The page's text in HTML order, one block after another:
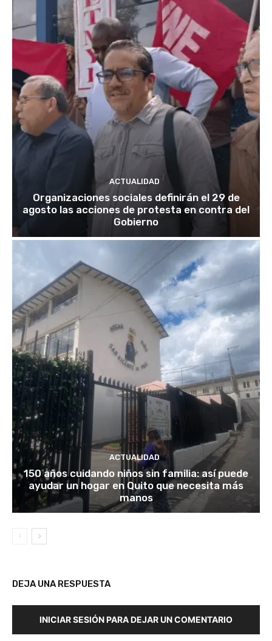
ACTUALIDAD
Organizaciones sociales definirán el 29 de
agosto las acciones de protesta en contra del
Gobierno
ACTUALIDAD
150 años cuidando niños sin familia: así puede
ayudar un hogar en Quito que necesita más
manos
DEJA UNA RESPUESTA
INICIAR SESIÓN PARA DEJAR UN COMENTARIO